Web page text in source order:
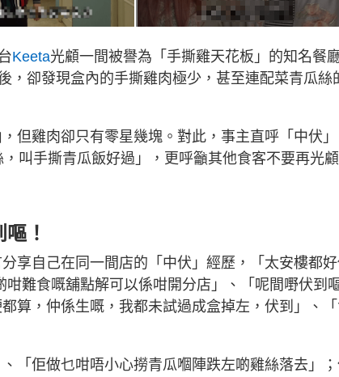
Keeta光顧一間被譽為「手撕雞天花板」的知名餐廳
，卻發現盒內的手撕雞肉極少，甚至連配菜青瓜絲
但雞肉卻只有零星幾塊。對此，事主直呼「中伏」
叫手撕青瓜飯好過」，更呼籲其他食客不要再光
！
享自己在同一間店的「中伏」經歷，「太安樓都
難食嘅舖點解可以係咁開分店」、「呢間嘢伏到
算，仲係生嘅，我都未試過成盒掉左，伏到」、
「佢做乜咁唔小心撈青瓜嗰陣跌左啲雞絲落去」；